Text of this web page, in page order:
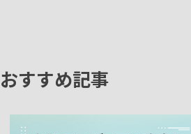
おすすめ記事